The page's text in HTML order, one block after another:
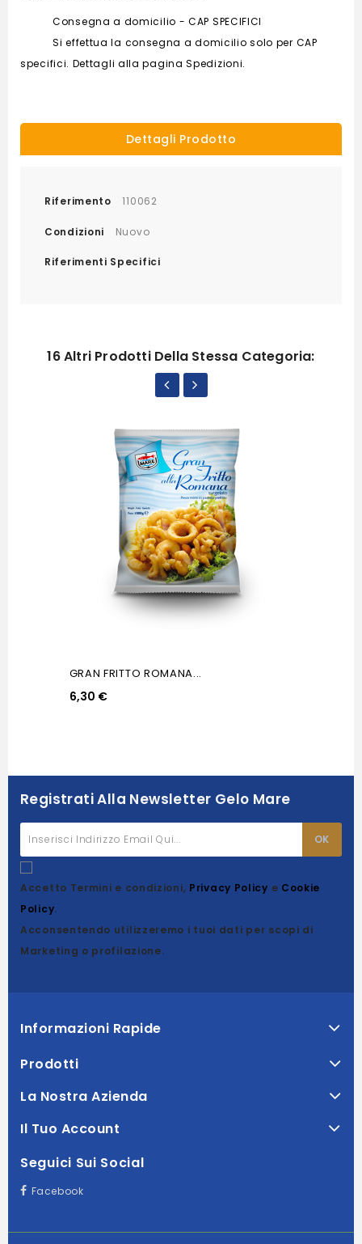
Consegna a domicilio - CAP SPECIFICI
Si effettua la consegna a domicilio solo per CAP
specifici. Dettagli alla pagina Spedizioni.
Dettagli Prodotto
Riferimento 110062
Condizioni Nuovo
Riferimenti Specifici
16 Altri Prodotti Della Stessa Categoria:
GRAN FRITTO ROMANA...
6,30 €
Registrati Alla Newsletter Gelo Mare
Accetto Termini e condizioni, Privacy Policy e Cookie
Policy.
Acconsentendo utilizzeremo i tuoi dati per scopi di
Marketing o profilazione.
Informazioni Rapide
Prodotti
La Nostra Azienda
Il Tuo Account
Seguici Sui Social
Facebook